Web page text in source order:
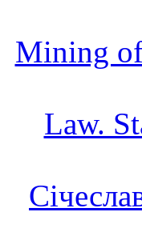
Mining
Law.